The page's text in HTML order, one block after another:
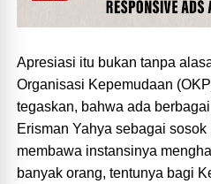
Apresiasi itu bukan tanpa
Organisasi Kepemudaan
tegaskan, bahwa ada
Erisman Yahya sebagai
membawa instansinya
banyak orang, tentunya bagi